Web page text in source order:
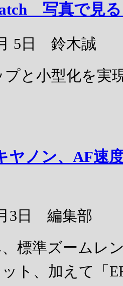
写真で見る
5日 鈴木誠
プと小型化を実
ノン、AF速度
3日 編集部
標準ズームレ
ト、加えて「